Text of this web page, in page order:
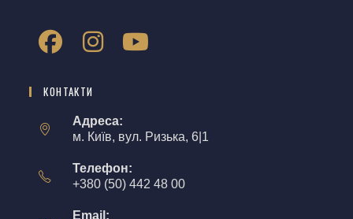
КОНТАКТИ
Адреса:
м. Київ, вул. Ризька, 6|1
Телефон:
+380 (50) 442 48 00
Email: